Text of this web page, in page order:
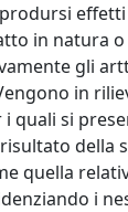
in natura
gli
in
i quali si
della
quella
i